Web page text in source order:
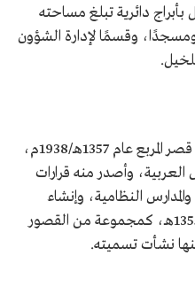
دائرية تبلغ مساحته
ومسجدًا، وقسمًا لإدارة الشؤون
انتقل الملك عبدالعزيز مع أسرته إلى قصر المربع عام 1357هـ/1938م،
وأصدر منه قرارات
والمدارس النظامية، وإنشاء
السكة الحديدية، بُني القصر عام 1355هـ، كمجموعة من القصور
نشأت تسميته.